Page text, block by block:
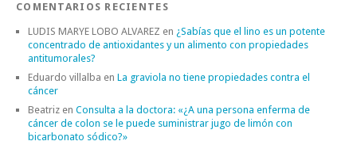
COMENTARIOS RECIENTES
LUDIS MARYE LOBO ALVAREZ en ¿Sabías que el lino es un potente
concentrado de antioxidantes y un alimento con propiedades
antitumorales?
Eduardo villalba en La graviola no tiene propiedades contra el
cáncer
Beatriz en Consulta a la doctora: «¿A una persona enferma de
cáncer de colon se le puede suministrar jugo de limón con
bicarbonato sódico?»